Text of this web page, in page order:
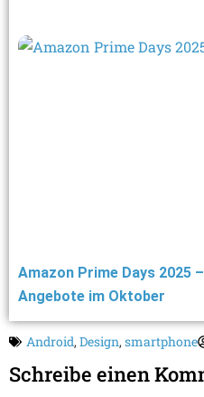
Amazon Prime Days 2025
Angebote im Oktober
Android,Design,smartphone
Schreibe einen